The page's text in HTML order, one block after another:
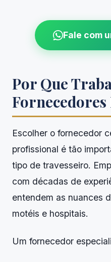
Fale com
Por Que
Fornecedores
Escolher o fornecedor
profissional é tão
tipo de travesseiro.
com décadas de
entendem as nuances
motéis e hospitais.
Um fornecedor